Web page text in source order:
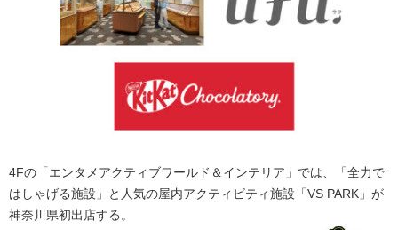
4Fの「エンタメアクティブワールド＆インテリア」では、「全力で
はしゃげる施設」と人気の屋内アクティビティ施設「VS PARK」が
神奈川県初出店する。